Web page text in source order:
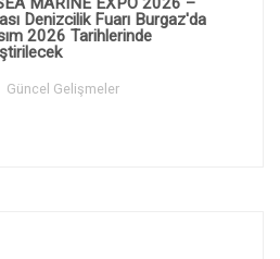
Denizcilik Fuarı Burgaz'da
2026 Tarihlerinde
Güncel Gelişmeler